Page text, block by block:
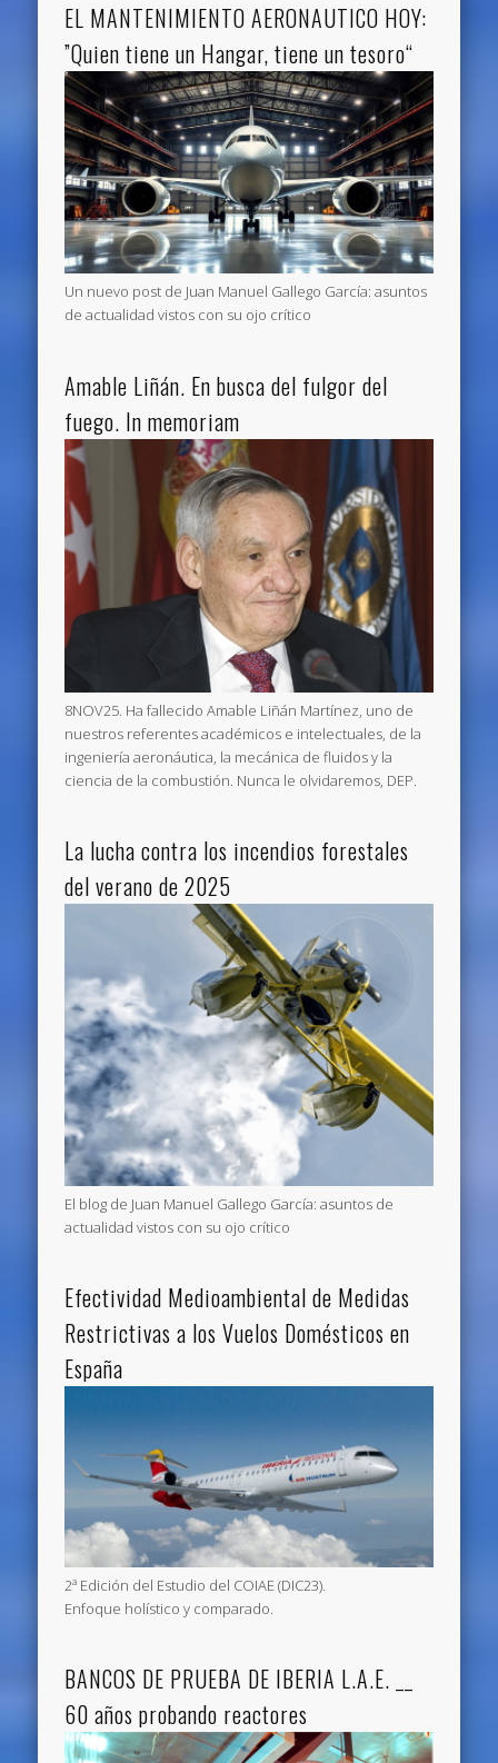
EL MANTENIMIENTO AERONAUTICO HOY:
”Quien tiene un Hangar, tiene un tesoro“
Un nuevo post de Juan Manuel Gallego García: asuntos
de actualidad vistos con su ojo crítico
Amable Liñán. En busca del fulgor del
fuego. In memoriam
8NOV25. Ha fallecido Amable Liñán Martínez, uno de
nuestros referentes académicos e intelectuales, de la
ingeniería aeronáutica, la mecánica de fluidos y la
ciencia de la combustión. Nunca le olvidaremos, DEP.
La lucha contra los incendios forestales
del verano de 2025
El blog de Juan Manuel Gallego García: asuntos de
actualidad vistos con su ojo crítico
Efectividad Medioambiental de Medidas
Restrictivas a los Vuelos Domésticos en
España
2ª Edición del Estudio del COIAE (DIC23).
Enfoque holístico y comparado.
BANCOS DE PRUEBA DE IBERIA L.A.E. __
60 años probando reactores